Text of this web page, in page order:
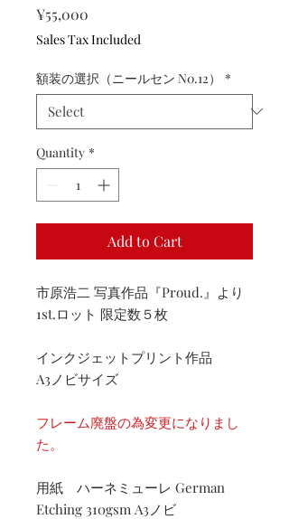
¥55,000
Sales Tax Included
額装の選択（ニールセン N0.12） *
Quantity *
Add to Cart
市原浩二 写真作品『Proud.』より
1st.ロット 限定数５枚
インクジェットプリント作品
A3ノビサイズ
フレーム廃盤の為変更になりまし
た。
用紙 ハーネミューレ German
Etching 310gsm A3ノビ